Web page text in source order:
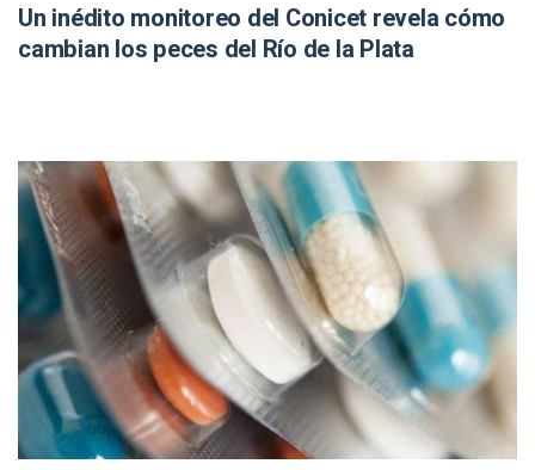
Un inédito monitoreo del Conicet revela cómo
cambian los peces del Río de la Plata